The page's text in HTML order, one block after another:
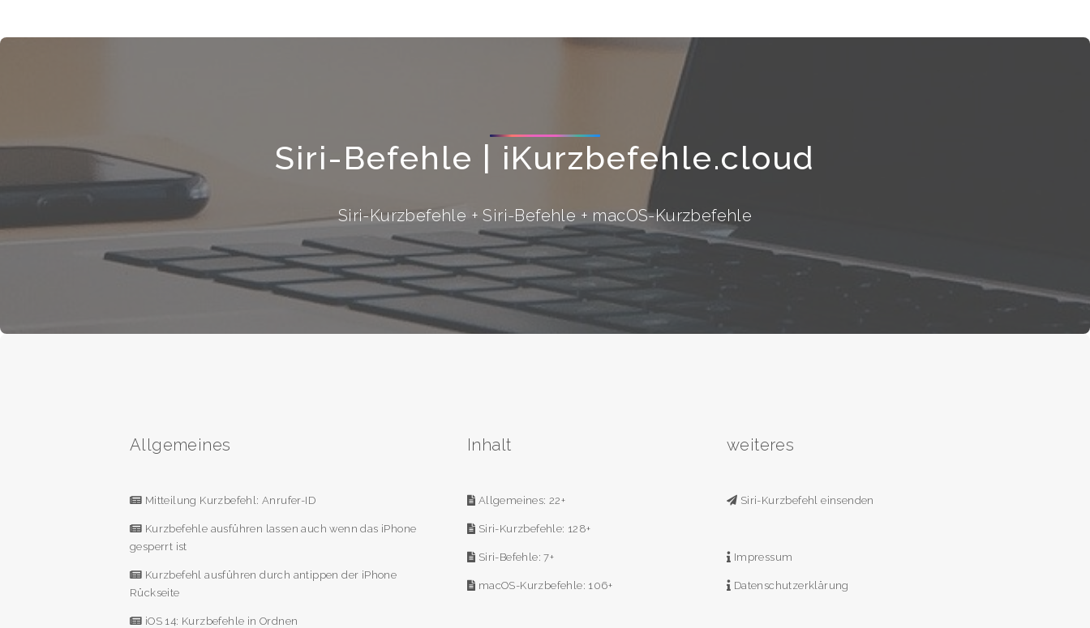
Siri-Befehle | iKurzbefehle.cloud
Siri-Kurzbefehle + Siri-Befehle + macOS-Kurzbefehle
Allgemeines
Mitteilung Kurzbefehl: Anrufer-ID
Kurzbefehle ausführen lassen auch wenn das iPhone
gesperrt ist
Kurzbefehl ausführen durch antippen der iPhone
Rückseite
iOS 14: Kurzbefehle in Ordnen
Inhalt
Allgemeines: 22+
Siri-Kurzbefehle: 128+
Siri-Befehle: 7+
macOS-Kurzbefehle: 106+
weiteres
Siri-Kurzbefehl einsenden
Impressum
Datenschutzerklärung